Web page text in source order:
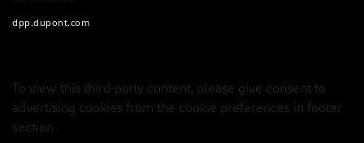
dpp.dupont.com
To view this third-party content, please give consent to
advertising cookies from the cookie preferences in footer
section.